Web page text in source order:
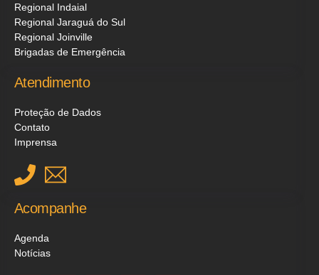
Regional Indaial
Regional Jaraguá do Sul
Regional Joinville
Brigadas de Emergência
Atendimento
Proteção de Dados
Contato
Imprensa
Acompanhe
Agenda
Notícias